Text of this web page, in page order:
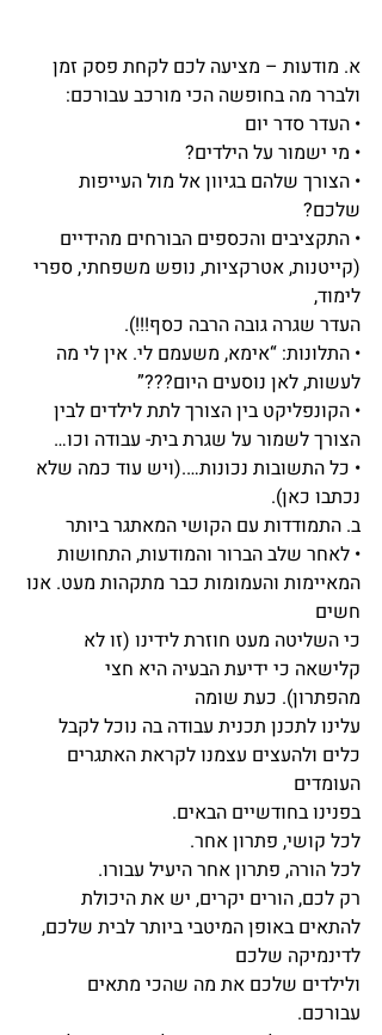
א. מודעות – מציעה לכם לקחת פסק זמן
ולברר מה בחופשה הכי מורכב עבורכם:
• העדר סדר יום
• מי ישמור על הילדים?
• הצורך שלהם בגיוון אל מול העייפות
שלכם?
• התקציבים והכספים הבורחים מהידיים
(קייטנות, אטרקציות, נופש משפחתי, ספרי
לימוד,
העדר שגרה גובה הרבה כסף!!!).
• התלונות: “אימא, משעמם לי. אין לי מה
לעשות, לאן נוסעים היום???”
• הקונפליקט בין הצורך לתת לילדים לבין
הצורך לשמור על שגרת בית- עבודה וכו…
• כל התשובות נכונות….(ויש עוד כמה שלא
נכתבו כאן).
ב. התמודדות עם הקושי המאתגר ביותר
• לאחר שלב הברור והמודעות, התחושות
המאיימות והעמומות כבר מתקהות מעט. אנו
חשים
כי השליטה מעט חוזרת לידינו (זו לא
קלישאה כי ידיעת הבעיה היא חצי
מהפתרון). כעת שומה
עלינו לתכנן תכנית עבודה בה נוכל לקבל
כלים ולהעצים עצמנו לקראת האתגרים
העומדים
בפנינו בחודשיים הבאים.
לכל קושי, פתרון אחר.
לכל הורה, פתרון אחר היעיל עבורו.
רק לכם, הורים יקרים, יש את היכולת
להתאים באופן המיטבי ביותר לבית שלכם,
לדינמיקה שלכם
ולילדים שלכם את מה שהכי מתאים
עבורכם.